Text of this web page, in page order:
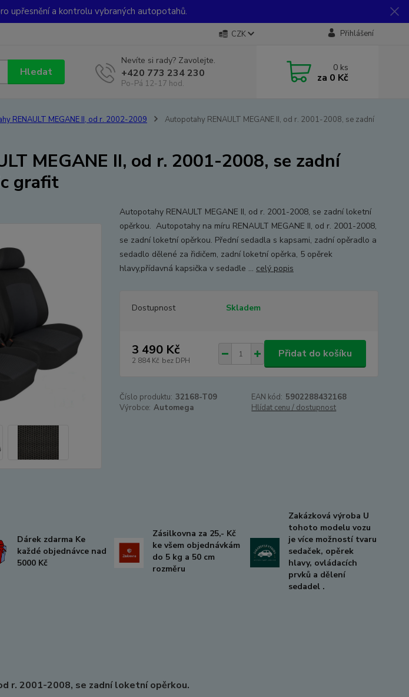
upřesnění a kontrolu vybraných autopotahů.
CZK Přihlášení
Hledat
Nevíte si rady? Zavolejte.
+420 773 234 230
Po-Pá 12-17 hod.
0 ks
za 0 Kč
RENAULT MEGANE II, od r. 2002-2009
Autopotahy RENAULT MEGANE II, od r. 2001-2008, se zadní
MEGANE II, od r. 2001-2008, se zadní
grafit
Autopotahy RENAULT MEGANE II, od r. 2001-2008, se zadní loketní
opěrkou. Autopotahy na míru RENAULT MEGANE II, od r. 2001-2008,
se zadní loketní opěrkou. Přední sedadla s kapsami, zadní opěradlo a
sedadlo dělené za řidičem, zadní loketní opěrka, 5 opěrek
hlavy,přídavná kapsička v sedadle ... celý popis
Dostupnost Skladem
3 490 Kč
2 884 Kč bez DPH
Přidat do košíku
Číslo produktu: 32168-T09 EAN kód: 5902288432168
Výrobce: Automega Hlídat cenu / dostupnost
Dárek zdarma Ke
každé objednávce nad
5000 Kč
Zásilkovna za 25,- Kč
ke všem objednávkám
do 5 kg a 50 cm
rozměru
Zakázková výroba U
tohoto modelu vozu
je více možností tvaru
sedaček, opěrek
hlavy, ovládacích
prvků a dělení
sedadel .
r. 2001-2008, se zadní loketní opěrkou.